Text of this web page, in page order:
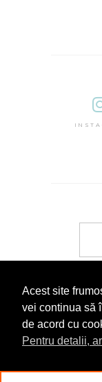
Acest site
vei continua să
de acord cu
Pentru detalii,